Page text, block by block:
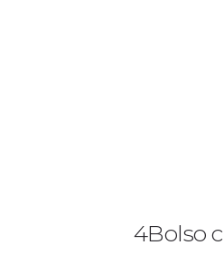
4Bolso